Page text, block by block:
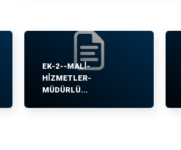
EK-2--MALİ-
HİZMETLER-
MÜDÜRLÜ...